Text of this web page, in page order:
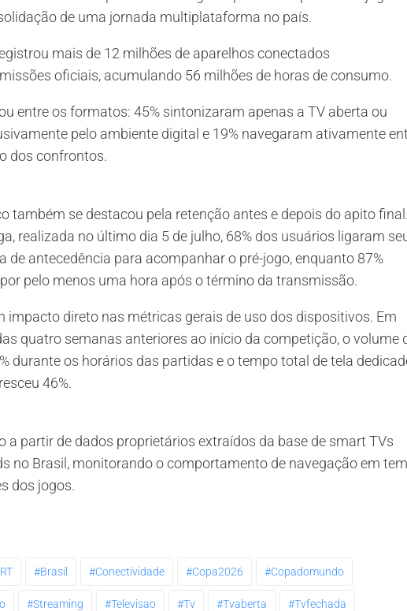
de uma jornada multiplataforma no país.
mais de 12 milhões de aparelhos conectados
oficiais, acumulando 56 milhões de horas de consumo.
entre os formatos: 45% sintonizaram apenas a TV aberta ou
pelo ambiente digital e 19% navegaram ativamente
dos confrontos.
também se destacou pela retenção antes e depois do apito
realizada no último dia 5 de julho, 68% dos usuários ligaram
de antecedência para acompanhar o pré-jogo, enquanto 87%
pelo menos uma hora após o término da transmissão.
impacto direto nas métricas gerais de uso dos dispositivos. Em
quatro semanas anteriores ao início da competição, o volume
durante os horários das partidas e o tempo total de tela
46%.
a partir de dados proprietários extraídos da base de smart TVs
no Brasil, monitorando o comportamento de navegação em
dos jogos.
#brasil #conectividade #copa2026 #copadomundo
#streaming #televisao #tv #tvaberta #tvfechada